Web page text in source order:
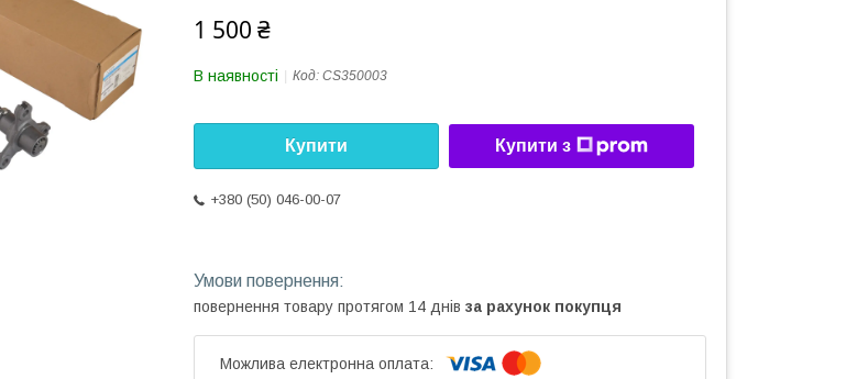
1 500 ₴
В наявності Код: CS350003
Купити Купити з
+380 (50) 046-00-07
повернення товару протягом 14 днів за рахунок покупця